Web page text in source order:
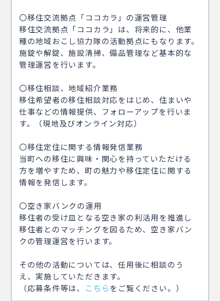
〇移住交流拠点「ココカラ」の運営管理
移住交流拠点「ココカラ」は、将来的に、他業
種の地域おこし協力隊の活動拠点にもなります。
施錠や解錠、施設清掃、備品管理など基本的な
管理運営を行います。
〇移住相談、地域紹介業務
移住希望者の移住相談対応をはじめ、住まいや
仕事などの情報提供、フォローアップを行いま
す。（現地及びオンライン対応）
〇移住定住に関する情報発信業務
当町への移住に興味・関心を持っていただける
方を増やすため、町の魅力や移住定住に関する
情報を発信します。
〇空き家バンクの運用
移住者の受け皿となる空き家の利活用を推進し
移住者とのマッチングを図るため、空き家バン
クの管理運営を行います。
その他の活動については、任用後に相談のう
え、実施していただきます。
（応募条件等は、
こちら をご覧ください。）